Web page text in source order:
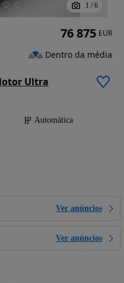
1 / 6
Ultra
Automática
Ver anúncios
Ver anúncios
76 875 EUR
Dentro da média